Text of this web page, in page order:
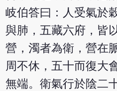
岐伯答曰：人受氣於
與肺，五藏六府，皆
營，濁者為衛，營在
周不休，五十而復大
無端。衛氣行於陰二